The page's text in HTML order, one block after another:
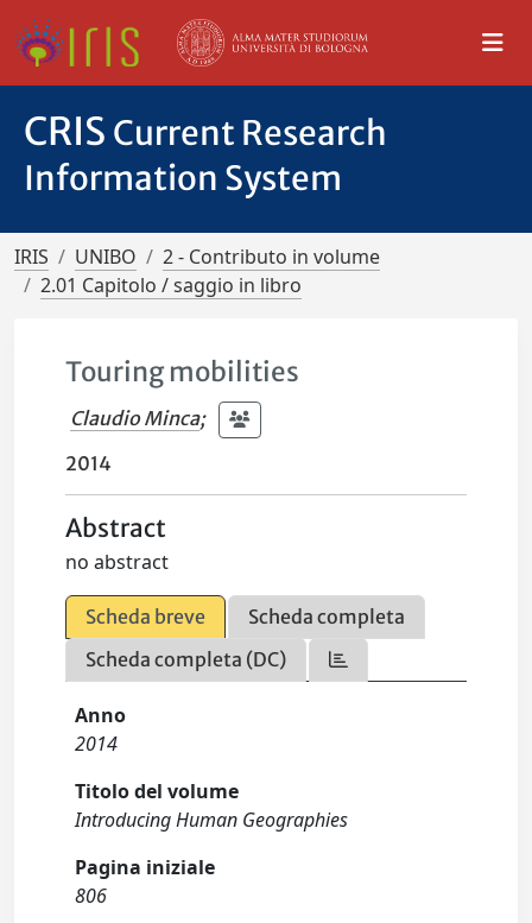
CRIS Current Research
Information System
IRIS UNIBO
2 - Contributo in volume
2.01 Capitolo / saggio in libro
Touring mobilities
Claudio Minca;
2014
Abstract
no abstract
Scheda breve
Scheda completa
Scheda completa (DC)
Anno
2014
Titolo del volume
Introducing Human Geographies
Pagina iniziale
806